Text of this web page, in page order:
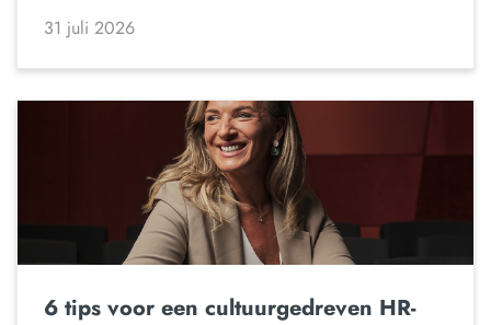
31 juli 2026
6 tips voor een cultuurgedreven HR-